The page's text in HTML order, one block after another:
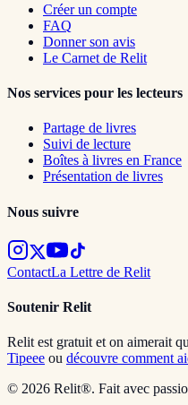
Créer un compte
FAQ
Donner son avis
Le Carnet de Relit
Nos services pour les lecteurs
Partage de livres
Suivi de lecture
Boîtes à livres en France
Présentation de livres
Nous suivre
ContactLa Lettre de Relit
Soutenir Relit
Relit est gratuit et on aimerait
Tipeee ou découvre comment
© 2026 Relit®. Fait avec